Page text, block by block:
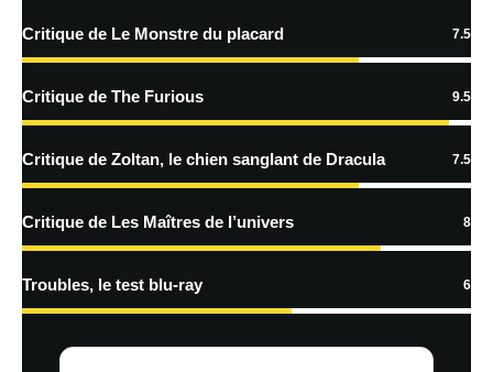
Critique de Le Monstre du placard
7.5
Critique de The Furious 9.5
Critique de Zoltan, le chien sanglant de Dracula 7.5
Critique de Les Maîtres de l’univers 8
Troubles, le test blu-ray 6